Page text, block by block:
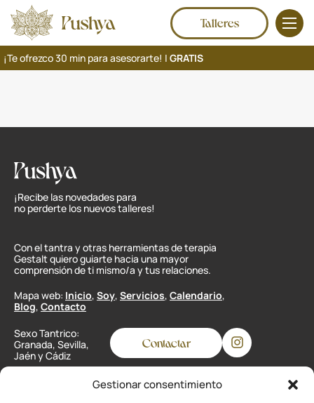
Gestionar consentimiento
Talleres
¡Te ofrezco 30 min para asesorarte! | GRATIS
¡Recibe las novedades para
no perderte los nuevos talleres!
Con el tantra y otras herramientas de terapia
Gestalt quiero guiarte hacia una mayor
comprensión de ti mismo/a y tus relaciones.
Mapa web: Inicio, Soy, Servicios, Calendario,
Blog, Contacto
Sexo Tantrico:
Granada, Sevilla,
Jaén y Cádiz
Contactar